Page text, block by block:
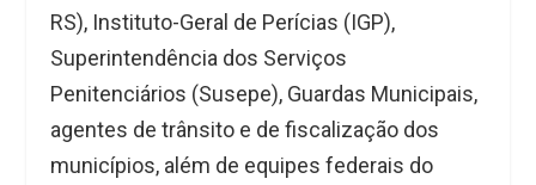
RS), Instituto-Geral de Perícias (IGP),
Superintendência dos Serviços
Penitenciários (Susepe), Guardas Municipais,
agentes de trânsito e de fiscalização dos
municípios, além de equipes federais do